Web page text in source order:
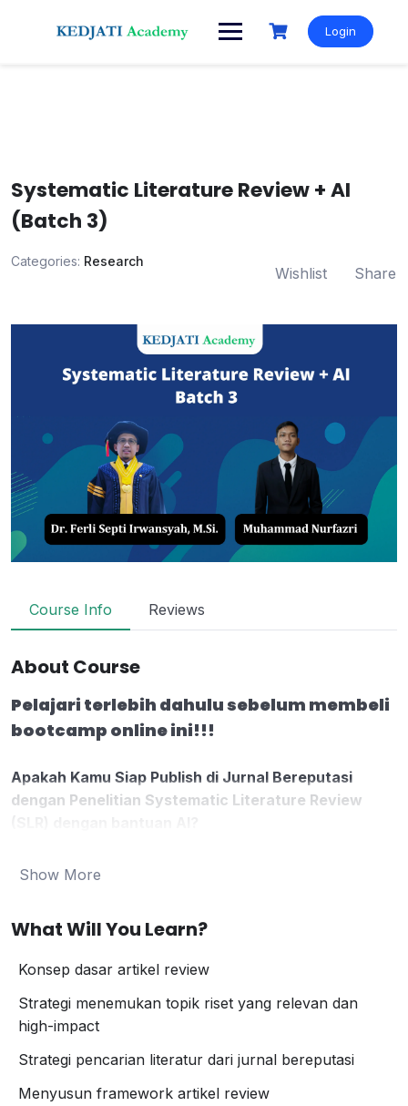
Login
Systematic Literature Review + AI
(Batch 3)
Categories: Research
Wishlist Share
Course Info Reviews
About Course
Pelajari terlebih dahulu sebelum membeli
bootcamp online ini!!!
Apakah Kamu Siap Publish di Jurnal Bereputasi
dengan Penelitian Systematic Literature Review
Tapi bingung harus mulai dari mana? Jangan khawatir!
menghadapi tantangan berikut:
Kesulitan menyusun pertanyaan penelitian yang
tepat untuk SLR.
Belum familiar dengan kerangka
Tidak paham cara menemukan artikel yang tepat
dari database seperti Scopus, PubMed, DOAJ, dll.
Bingung cara menganalisis data SLR dengan benar.
Show More
What Will You Learn?
Konsep dasar artikel review
Strategi menemukan topik riset yang relevan dan
high-impact
Strategi pencarian literatur dari jurnal bereputasi
Menyusun framework artikel review